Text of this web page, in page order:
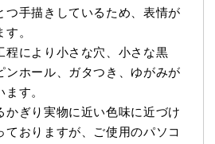
つ手描きしているため、表情が
。
程により小さな穴、小さな黒
ンホール、ガタつき、ゆがみが
す。
かぎり実物に近い色味に近づけ
ておりますが、ご使用のパソコ